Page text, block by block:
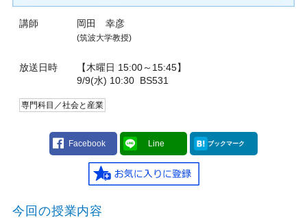
講師 岡田 幸彦
(筑波大学教授)
放送日時
【木曜日 15:00～15:45】
9/9(水) 10:30BS531
専門科目／社会と産業
Facebook Line ブックマーク
今回の授業内容